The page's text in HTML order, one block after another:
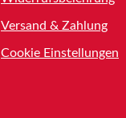
Versand & Zahlung
Cookie Einstellungen